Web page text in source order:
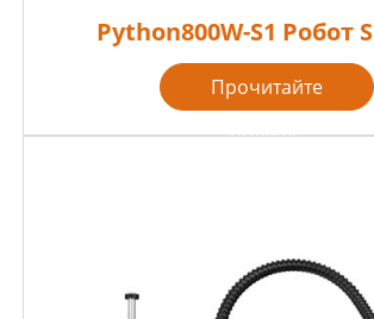
Python800W-S1 Робот
Прочитайте
больше